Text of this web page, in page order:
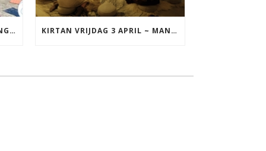
YOGA VAKANTIE TERSCHELLING 17 T/M 19 JULI KIRTAN VRIJDAG 3 APRIL ~ MANTRAZINGEN MET DIEDERICK IN LEEUWARDEN